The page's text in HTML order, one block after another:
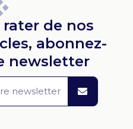
de nos
abonnez-
newsletter